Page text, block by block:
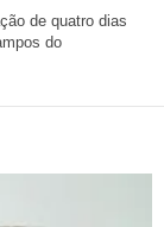
de quatro dias
do